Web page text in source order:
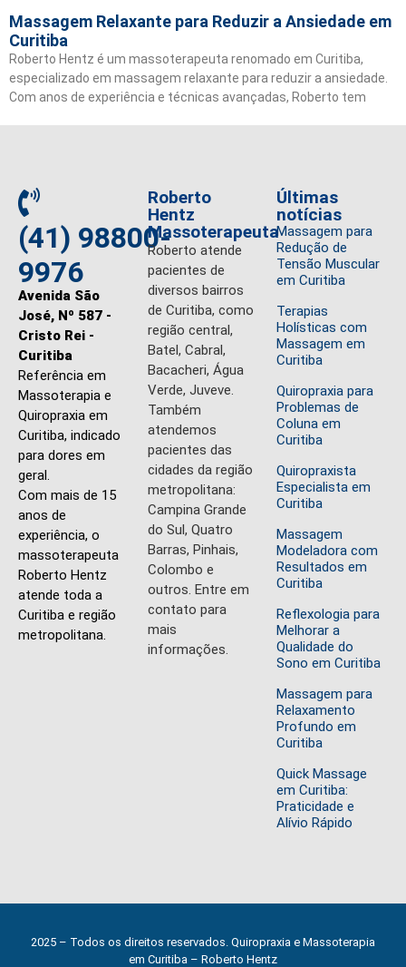
Massagem Relaxante para Reduzir a Ansiedade em
Curitiba
Roberto Hentz é um massoterapeuta renomado em Curitiba,
especializado em massagem relaxante para reduzir a ansiedade.
Com anos de experiência e técnicas avançadas, Roberto tem
(41) 98800-
9976
Avenida São
José, Nº 587 -
Cristo Rei -
Curitiba
Referência em
Massoterapia e
Quiropraxia em
Curitiba, indicado
para dores em
geral.
Com mais de 15
anos de
experiência, o
massoterapeuta
Roberto Hentz
atende toda a
Curitiba e região
metropolitana.
Roberto
Hentz
Massoterapeuta
Roberto atende
pacientes de
diversos bairros
de Curitiba, como
região central,
Batel, Cabral,
Bacacheri, Água
Verde, Juveve.
Também
atendemos
pacientes das
cidades da região
metropolitana:
Campina Grande
do Sul, Quatro
Barras, Pinhais,
Colombo e
outros. Entre em
contato para
mais
informações.
Últimas
notícias
Massagem para
Redução de
Tensão Muscular
em Curitiba
Terapias
Holísticas com
Massagem em
Curitiba
Quiropraxia para
Problemas de
Coluna em
Curitiba
Quiropraxista
Especialista em
Curitiba
Massagem
Modeladora com
Resultados em
Curitiba
Reflexologia para
Melhorar a
Qualidade do
Sono em Curitiba
Massagem para
Relaxamento
Profundo em
Curitiba
Quick Massage
em Curitiba:
Praticidade e
Alívio Rápido
2025 – Todos os direitos reservados. Quiropraxia e Massoterapia
em Curitiba – Roberto Hentz